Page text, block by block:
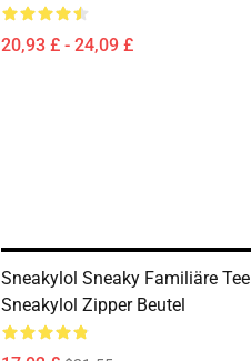
20,93 £ - 24,09 £
Sneakylol Sneaky Familiäre Tee
Sneakylol Zipper Beutel